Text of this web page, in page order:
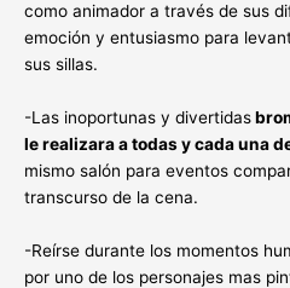
como animador a través de sus
emoción y entusiasmo para
sus sillas.
-Las inoportunas y divertidas
le realizara a todas y cada una
mismo salón para eventos
transcurso de la cena.
-Reírse durante los momentos
por uno de los personajes mas